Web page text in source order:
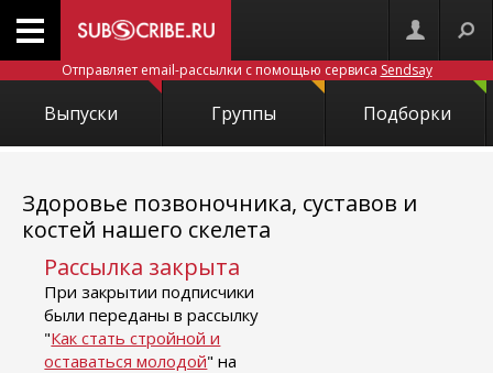
Отправляет email-рассылки с помощью сервиса Sendsay
Выпуски Группы Подборки
Здоровье позвоночника, суставов и
костей нашего скелета
Рассылка закрыта
При закрытии подписчики
были переданы в рассылку
"Как стать стройной и
оставаться молодой" на